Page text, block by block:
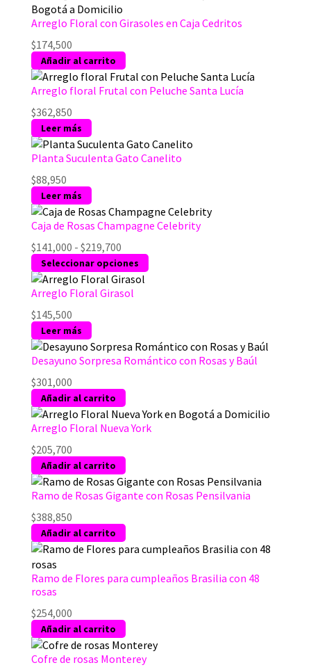
Arreglo Floral con Girasoles en Caja Cedritos
$174,500
Añadir al carrito
Arreglo floral Frutal con Peluche Santa Lucía
$362,850
Leer más
Planta Suculenta Gato Canelito
$88,950
Leer más
Caja de Rosas Champagne Celebrity
$141,000 - $219,700Rango
de
precios:
desde
Seleccionar opciones
Este
opciones
se
en
la
producto
Arreglo Floral Girasol
$145,500
Leer más
Desayuno Sorpresa Romántico con Rosas y Baúl
$301,000
Añadir al carrito
Arreglo Floral Nueva York
$205,700
Añadir al carrito
Ramo de Rosas Gigante con Rosas Pensilvania
$388,850
Añadir al carrito
Ramo de Flores para cumpleaños Brasilia con 48
rosas
$254,000
Añadir al carrito
Cofre de rosas Monterey